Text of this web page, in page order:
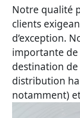
Notre qualité
clients
d’exception.
importante
destination
distribution
notamment)